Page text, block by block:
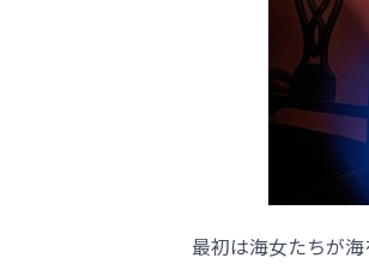
最初は海女たちが